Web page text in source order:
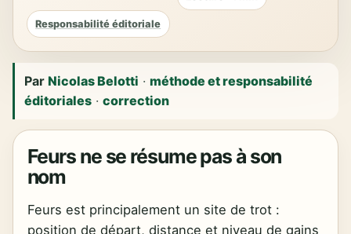
Responsabilité éditoriale
ParNicolas Belotti ·méthode et responsabilité
éditoriales ·correction
Feurs ne se résume pas à son
nom
Feurs est principalement un site de trot :
position de départ, distance et niveau de gains